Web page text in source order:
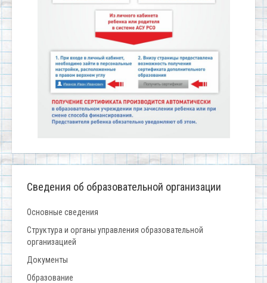
Сведения об образовательной организации
Основные сведения
Структура и органы управления образовательной
организацией
Документы
Образование